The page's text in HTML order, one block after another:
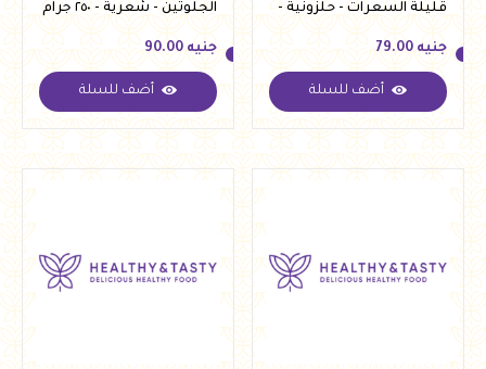
قليلة السعرات - حلزونية -
٢٥٠ جرام
جنيه
جنيه 79.00
أضف للسلة
الجلوتين - شعرية - ٢٥٠ جرام
جنيه
جنيه 90.00
أضف للسلة